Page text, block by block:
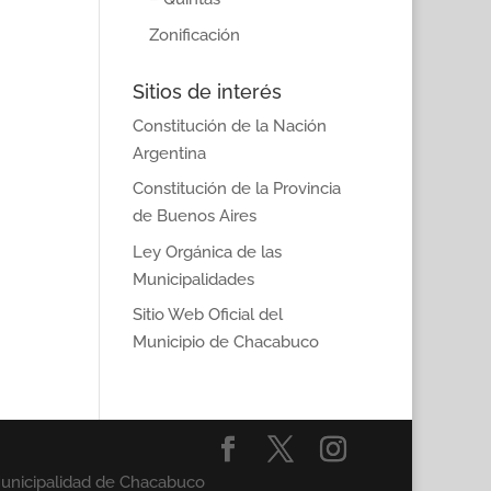
Zonificación
Sitios de interés
Constitución de la Nación
Argentina
Constitución de la Provincia
de Buenos Aires
Ley Orgánica de las
Municipalidades
Sitio Web Oficial del
Municipio de Chacabuco
de Chacabuco